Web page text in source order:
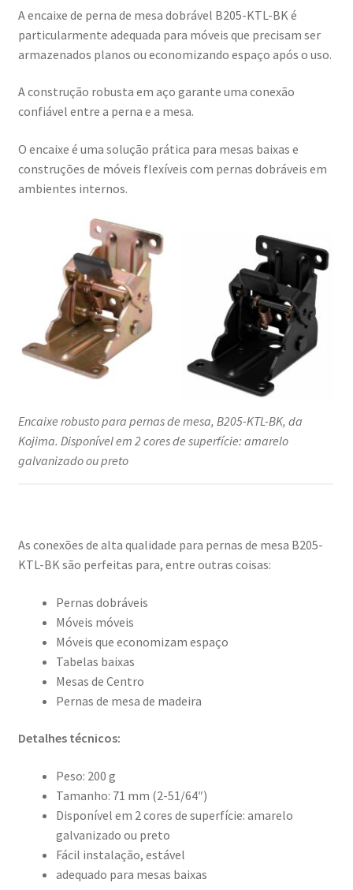
A encaixe de perna de mesa dobrável B205-KTL-BK é
particularmente adequada para móveis que precisam ser
armazenados planos ou economizando espaço após o uso.
A construção robusta em aço garante uma conexão
confiável entre a perna e a mesa.
O encaixe é uma solução prática para mesas baixas e
construções de móveis flexíveis com pernas dobráveis em
ambientes internos.
Encaixe robusto para pernas de mesa, B205-KTL-BK, da
Kojima. Disponível em 2 cores de superfície: amarelo
galvanizado ou preto
As conexões de alta qualidade para pernas de mesa B205-
KTL-BK são perfeitas para, entre outras coisas:
Pernas dobráveis
Móveis móveis
Móveis que economizam espaço
Tabelas baixas
Mesas de Centro
Pernas de mesa de madeira
Detalhes técnicos:
Peso: 200 g
Tamanho: 71 mm (2-51/64″)
Disponível em 2 cores de superfície: amarelo
galvanizado ou preto
Fácil instalação, estável
adequado para mesas baixas